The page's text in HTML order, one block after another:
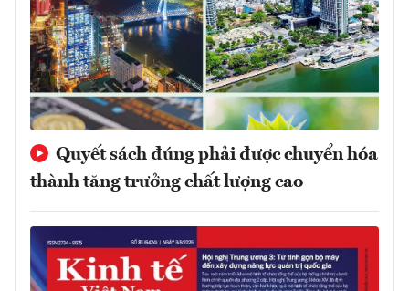
Quyết sách đúng phải được chuyển hóa
thành tăng trưởng chất lượng cao